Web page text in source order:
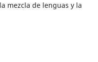
mezcla de lenguas y la